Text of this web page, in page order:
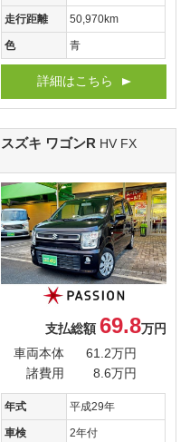
走行距離 50,970km
色 青
詳細はこちら
スズキ ワゴンR HV FX
支払総額 69.8万円
車両本体
61.2万円
諸費用
8.6万円
年式 平成29年
車検 2年付